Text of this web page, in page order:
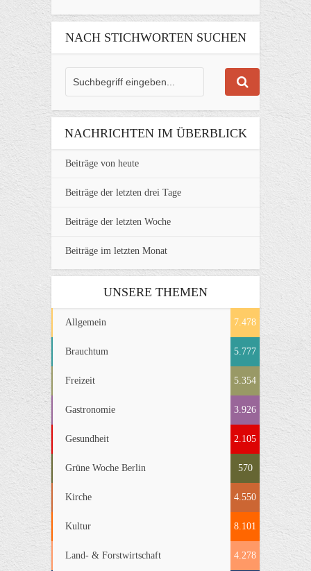
NACH STICHWORTEN SUCHEN
NACHRICHTEN IM ÜBERBLICK
Beiträge von heute
Beiträge der letzten drei Tage
Beiträge der letzten Woche
Beiträge im letzten Monat
UNSERE THEMEN
Allgemein 7.478
Brauchtum 5.777
Freizeit 5.354
Gastronomie 3.926
Gesundheit 2.105
Grüne Woche Berlin 570
Kirche 4.550
Kultur 8.101
Land- & Forstwirtschaft 4.278